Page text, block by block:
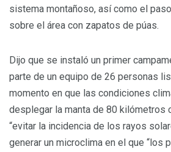
sistema montañoso, así como el
sobre el área con zapatos de púas.
Dijo que se instaló un primer
parte de un equipo de 26 personas
momento en que las condiciones
desplegar la manta de 80 kilómetros
“evitar la incidencia de los rayos
generar un microclima en el que “los